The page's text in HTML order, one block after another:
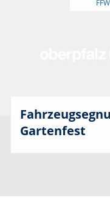
Gartenfest